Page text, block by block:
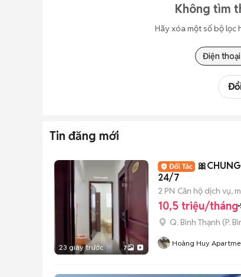
Không tìm
Hãy xóa một số bộ lọc
Điện thoại
Tin đăng mới
23 giây trước 7
24/7
2 PN Căn hộ dịch vụ,
10,5 triệu/tháng
Q. Bình Thạnh (P.
Hoàng Huy